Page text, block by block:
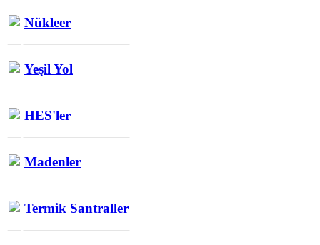
Nükleer
Yeşil Yol
HES'ler
Madenler
Termik Santraller